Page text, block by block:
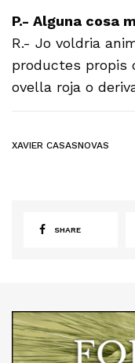
P.- Alguna cosa
R.- Jo voldria
productes propis
ovella roja o
XAVIER CASASNOVAS
SHARE